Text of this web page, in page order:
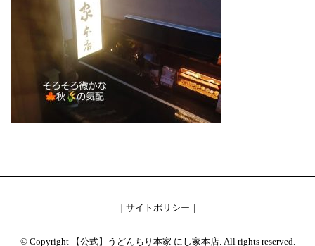
サイトポリシー
© Copyright 【公式】うどんちり本家 にし家本店. All rights reserved.